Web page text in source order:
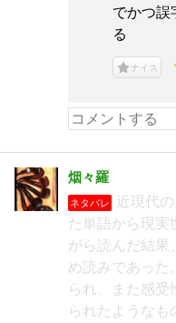
でかつ誤
る
ナイス
烟々羅
ネタバレ
近現代
た単語から現実
がら読んだ結果
め読みであっ
られ、また感受
られたようなも